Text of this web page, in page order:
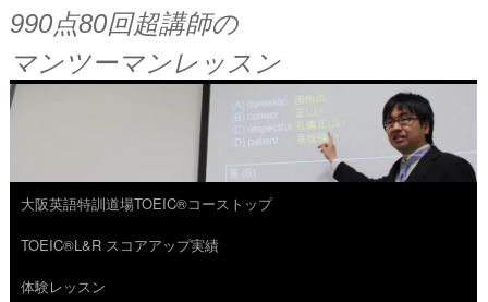
990点80回超講師の
マンツーマンレッスン
コ
ン
テ
大阪英語特訓道場TOEIC®コーストップ
TOEIC®L&R スコアアップ実績
体験レッスン